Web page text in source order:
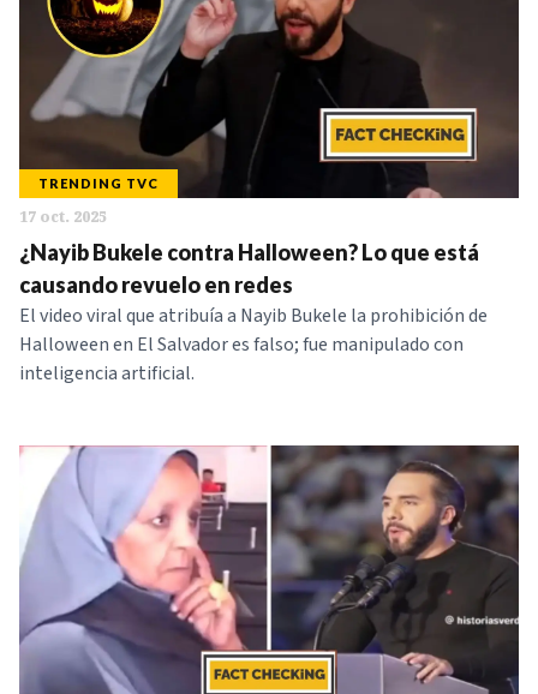
TRENDING TVC
17 oct. 2025
¿Nayib Bukele contra Halloween? Lo que está
causando revuelo en redes
El video viral que atribuía a Nayib Bukele la prohibición de
Halloween en El Salvador es falso; fue manipulado con
inteligencia artificial.